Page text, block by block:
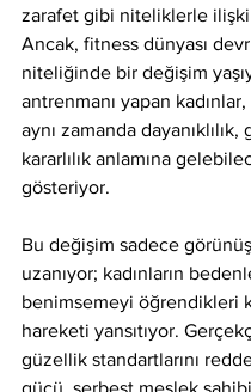
zarafet gibi niteliklerle
Ancak, fitness dünyası
niteliğinde bir değişim
antrenmanı yapan kadınlar,
aynı zamanda dayanıklılık,
kararlılık anlamına
gösteriyor.
Bu değişim sadece
uzanıyor; kadınların
benimsemeyi öğrendikleri
hareketi yansıtıyor.
güzellik standartlarını
gücü, serbest meslek